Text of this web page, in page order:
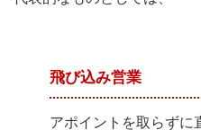
飛び込み営業
アポイントを取らずに